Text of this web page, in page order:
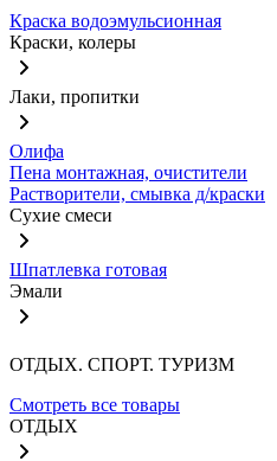
Краска водоэмульсионная
Краски, колеры
Лаки, пропитки
Олифа
Пена монтажная, очистители
Растворители, смывка д/краски
Сухие смеси
Шпатлевка готовая
Эмали
ОТДЫХ. СПОРТ. ТУРИЗМ
Смотреть все товары
ОТДЫХ